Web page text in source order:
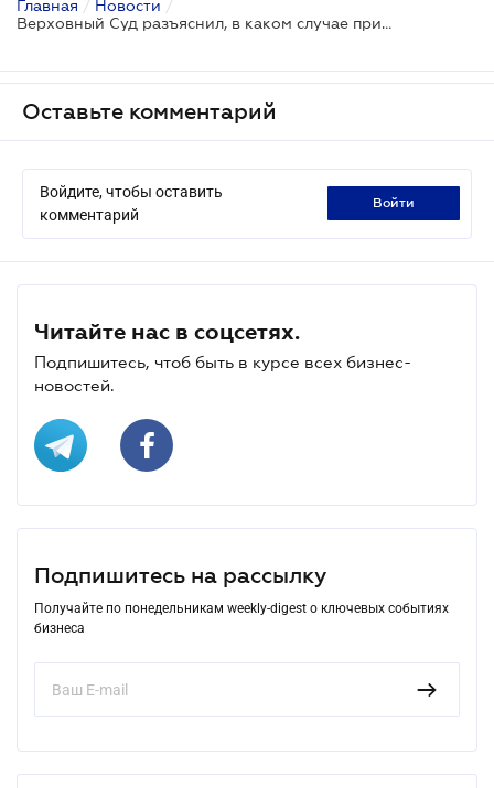
Главная / Новости /
Верховный Суд разъяснил, в каком случае применяется преюдиция
Оставьте комментарий
Войдите, чтобы оставить
комментарий
войти
Читайте нас в соцсетях.
Подпишитесь, чтоб быть в курсе всех бизнес-
новостей.
Подпишитесь на рассылку
Получайте по понедельникам weekly-digest о ключевых событиях
бизнеса